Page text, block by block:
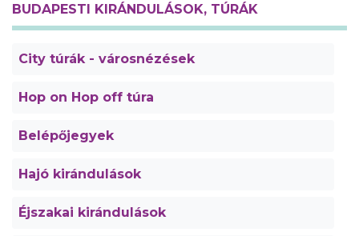
BUDAPESTI KIRÁNDULÁSOK, TÚRÁK
City túrák - városnézések
Hop on Hop off túra
Belépőjegyek
Hajó kirándulások
Éjszakai kirándulások